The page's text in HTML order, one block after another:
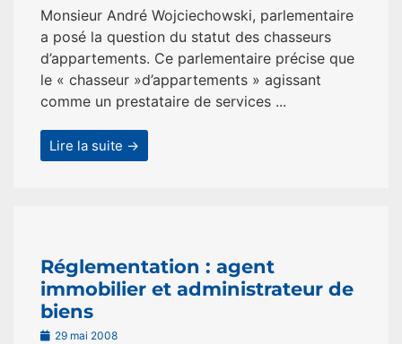
Monsieur André Wojciechowski, parlementaire
a posé la question du statut des chasseurs
d’appartements. Ce parlementaire précise que
le « chasseur »d’appartements » agissant
comme un prestataire de services ...
Lire la suite →
Réglementation : agent
immobilier et administrateur de
biens
29 mai 2008